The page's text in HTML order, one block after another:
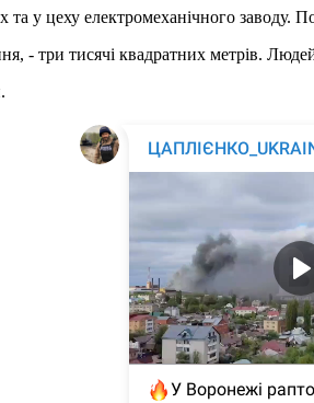
та у цеху електромеханічного заводу.
- три тисячі квадратних метрів.